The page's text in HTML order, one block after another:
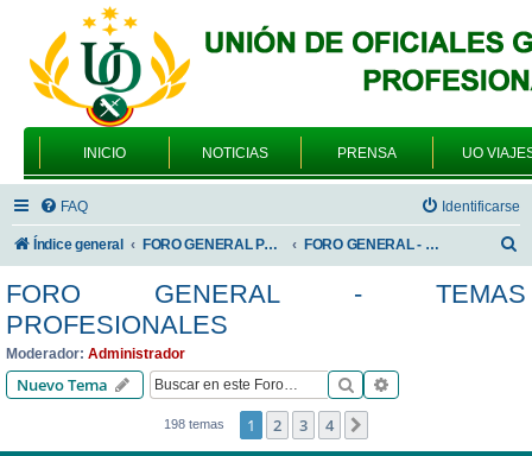
INICIO NOTICIAS PRENSA UO
FAQ Identificarse
Índice general FORO GENERAL PARA TODOS LOS USUARIOS FORO GENERAL - TEMAS PROFESIONALES
s
FORO GENERAL - TEMAS
PROFESIONALES
Moderador: Administrador
Nuevo Tema Buscar
198 temas 1 2 3 4